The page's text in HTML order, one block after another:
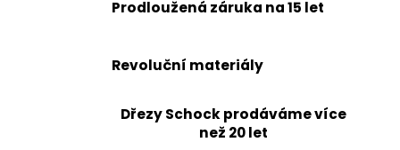
Prodloužená záruka na 15 let
Revoluční materiály
Dřezy Schock prodáváme více
než 20 let